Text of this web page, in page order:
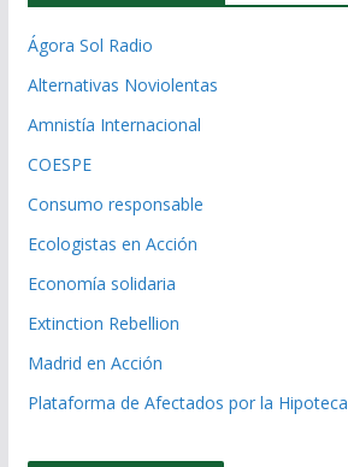
Ágora Sol Radio
Alternativas Noviolentas
Amnistía Internacional
COESPE
Consumo responsable
Ecologistas en Acción
Economía solidaria
Extinction Rebellion
Madrid en Acción
Plataforma de Afectados por la Hipoteca